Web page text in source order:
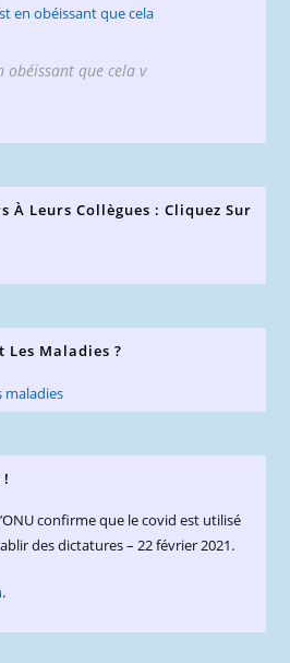
obéissant que cela v
À Leurs Collègues : Cliquez Sur
Les Maladies ?
confirme que le covid est utilisé
des dictatures – 22 février 2021.
.